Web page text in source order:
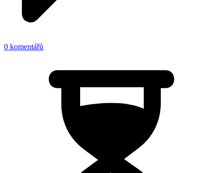
0 komentářů